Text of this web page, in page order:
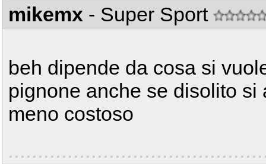
mikemx - Super Sport
beh dipende da cosa si
pignone anche se disolito
meno costoso